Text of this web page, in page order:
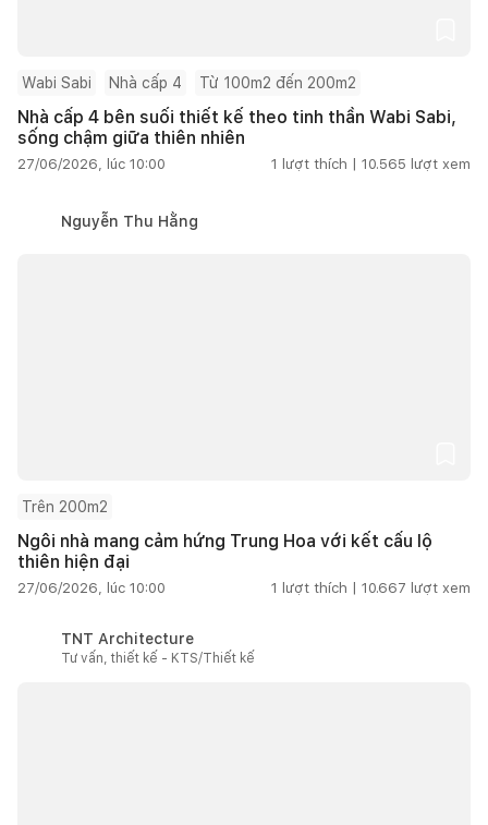
Wabi Sabi Nhà cấp 4 Từ 100m2 đến 200m2
Nhà cấp 4 bên suối thiết kế theo tinh thần Wabi Sabi,
sống chậm giữa thiên nhiên
27/06/2026, lúc 10:00 1 lượt thích | 10.565 lượt xem
Nguyễn Thu Hằng
Trên 200m2
Ngôi nhà mang cảm hứng Trung Hoa với kết cấu lộ
thiên hiện đại
27/06/2026, lúc 10:00 1 lượt thích | 10.667 lượt xem
TNT Architecture
Tư vấn, thiết kế - KTS/Thiết kế